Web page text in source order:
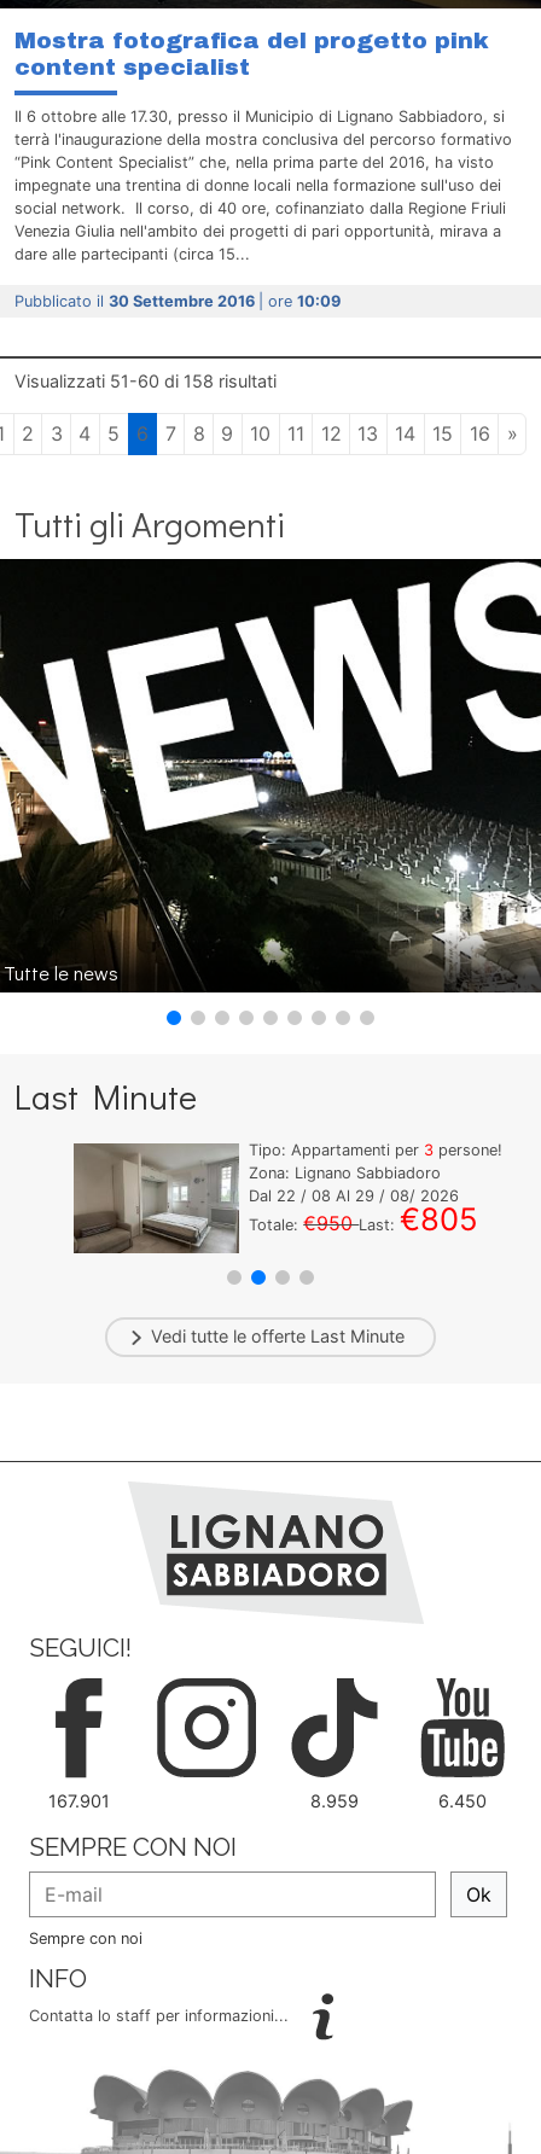
Mostra fotografica del progetto pink
content specialist
Il 6 ottobre alle 17.30, presso il Municipio di Lignano Sabbiadoro, si
terrà l'inaugurazione della mostra conclusiva del percorso formativo
“Pink Content Specialist” che, nella prima parte del 2016, ha visto
impegnate una trentina di donne locali nella formazione sull'uso dei
social network. Il corso, di 40 ore, cofinanziato dalla Regione Friuli
Venezia Giulia nell'ambito dei progetti di pari opportunità, mirava a
dare alle partecipanti (circa 15...
Pubblicato il 30 Settembre 2016 | ore 10:09
Visualizzati 51-60 di 158 risultati
2 3 4 5 6 7 8 9 10 11 12 13 14 15 16 »
Tutti gli Argomenti
Tutte le news
Last Minute
Tipo: Appartamenti per3persone!
Zona: Lignano Sabbiadoro
Dal 22 / 08 Al 29/ 08/ 2026
Totale:
€950 Last:€805
Vedi tutte le offerte Last Minute
SEGUICI!
167.901 8.959 6.450
SEMPRE CON NOI
Ok
Sempre con noi
INFO
Contatta lo staff per informazioni...